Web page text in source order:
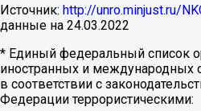
Источник: http://unro.minjust.ru/
данные на 24.03.2022
* Единый федеральный список
иностранных и международных
в соответствии с
Федерации террористическими: